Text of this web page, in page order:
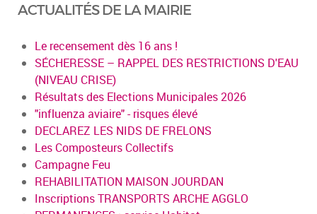
ACTUALITÉS DE LA MAIRIE
Le recensement dès 16 ans !
SÉCHERESSE – RAPPEL DES RESTRICTIONS D'EAU
(NIVEAU CRISE)
Résultats des Elections Municipales 2026
"influenza aviaire" - risques élevé
DECLAREZ LES NIDS DE FRELONS
Les Composteurs Collectifs
Campagne Feu
REHABILITATION MAISON JOURDAN
Inscriptions TRANSPORTS ARCHE AGGLO